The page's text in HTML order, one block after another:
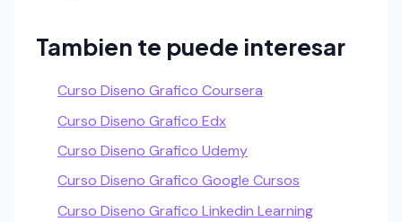
Tambien te puede interesar
Curso Diseno Grafico Coursera
Curso Diseno Grafico Edx
Curso Diseno Grafico Udemy
Curso Diseno Grafico Google Cursos
Curso Diseno Grafico Linkedin Learning